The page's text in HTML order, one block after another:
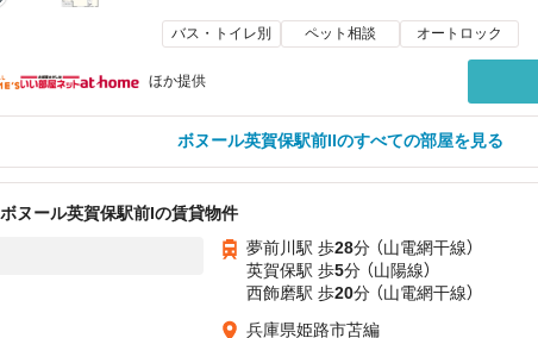
バス・トイレ別 ペット相談 オートロック
ほか提供
ボヌール英賀保駅前IIのすべての部屋を見る
ボヌール英賀保駅前Iの賃貸物件
夢前川駅 歩28分 （山電網干線）
英賀保駅 歩5分 （山陽線）
西飾磨駅 歩20分 （山電網干線）
兵庫県姫路市苫編